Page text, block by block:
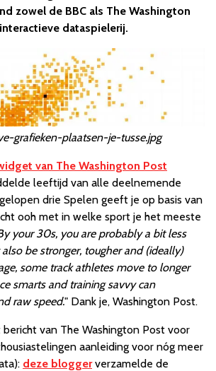
zowel de BBC als The Washington
dataspielerij.
grafieken-plaatsen-je-tusse.jpg
van The Washington Post
leeftijd van alle deelnemende
drie Spelen geeft je op basis van
ooh met in welke sport je het meeste
your 30s, you are probably a bit less
be stronger, tougher and (ideally)
some track athletes move to longer
smarts and training savvy can
raw speed." Dank je, Washington Post.
van The Washington Post voor
aanleiding voor nóg meer
deze bloggerverzamelde de